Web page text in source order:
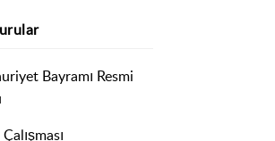
Bayramı Resmi